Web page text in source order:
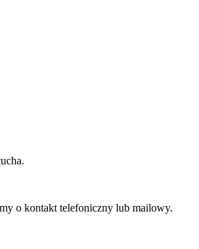
o kontakt telefoniczny lub mailowy.